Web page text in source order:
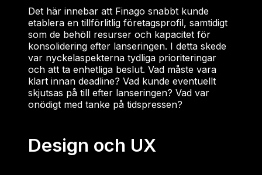
Det här innebar att Finago snabbt kunde
etablera en tillförlitlig företagsprofil, samtidigt
som de behöll resurser och kapacitet för
konsolidering efter lanseringen. I detta skede
var nyckelaspekterna tydliga prioriteringar
och att ta enhetliga beslut. Vad måste vara
klart innan deadline? Vad kunde eventuellt
skjutsas på till efter lanseringen? Vad var
onödigt med tanke på tidspressen?
Design och UX